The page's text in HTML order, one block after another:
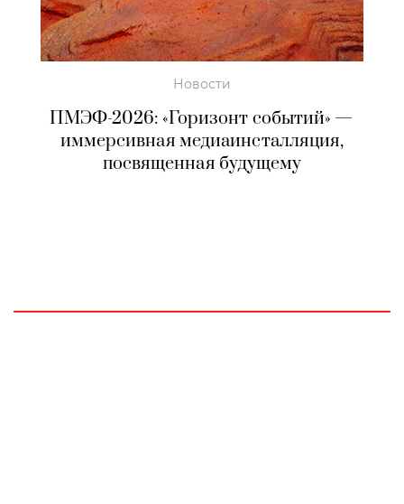
Новости
ПМЭФ-2026: «Горизонт событий» —
иммерсивная медиаинсталляция,
посвященная будущему